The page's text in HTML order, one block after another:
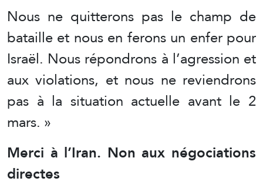
Nous ne quitterons pas le champ de
bataille et nous en ferons un enfer pour
Israël. Nous répondrons à l’agression et
aux violations, et nous ne reviendrons
pas à la situation actuelle avant le 2
mars. »
Merci à l’Iran. Non aux négociations
directes